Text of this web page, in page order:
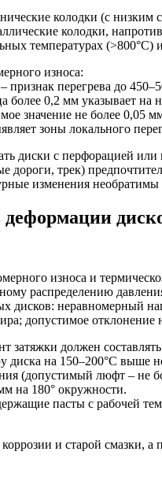
колодки (с
колодки,
температурах
износа:
перегрева до
0,2 мм указывает на
значение не более 0,05
зоны локального
диски с перфорацией
дороги, трек)
изменения
деформации
износа и
распределению
дисков: неравномерный
допустимое
затяжки должен
диска на 150–200°C
(допустимый люфт – не
на 180° окружности.
пасты с рабочей
и старой смазки,